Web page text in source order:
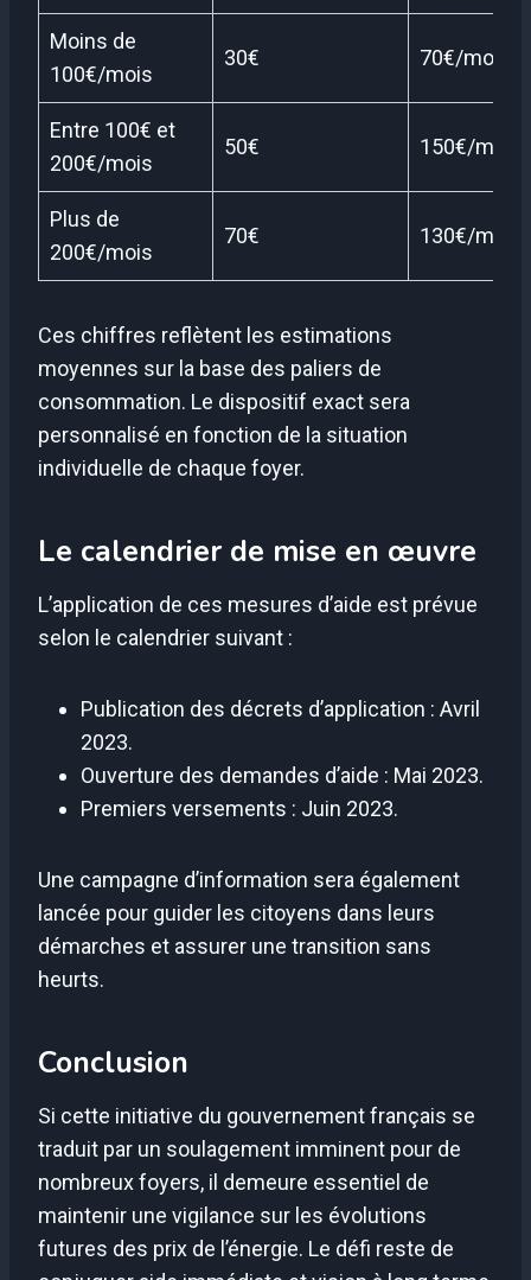
Moins de
100€/mois
30€ 70€/mois
Entre 100€ et
200€/mois
50€ 150€/mois
Plus de
200€/mois
70€ 130€/mois
Ces chiffres reflètent les estimations
moyennes sur la base des paliers de
consommation. Le dispositif exact sera
personnalisé en fonction de la situation
individuelle de chaque foyer.
Le calendrier de mise en œuvre
L’application de ces mesures d’aide est prévue
selon le calendrier suivant :
Publication des décrets d’application : Avril
2023.
Ouverture des demandes d’aide : Mai 2023.
Premiers versements : Juin 2023.
Une campagne d’information sera également
lancée pour guider les citoyens dans leurs
démarches et assurer une transition sans
heurts.
Conclusion
Si cette initiative du gouvernement français se
traduit par un soulagement imminent pour de
nombreux foyers, il demeure essentiel de
maintenir une vigilance sur les évolutions
futures des prix de l’énergie. Le défi reste de